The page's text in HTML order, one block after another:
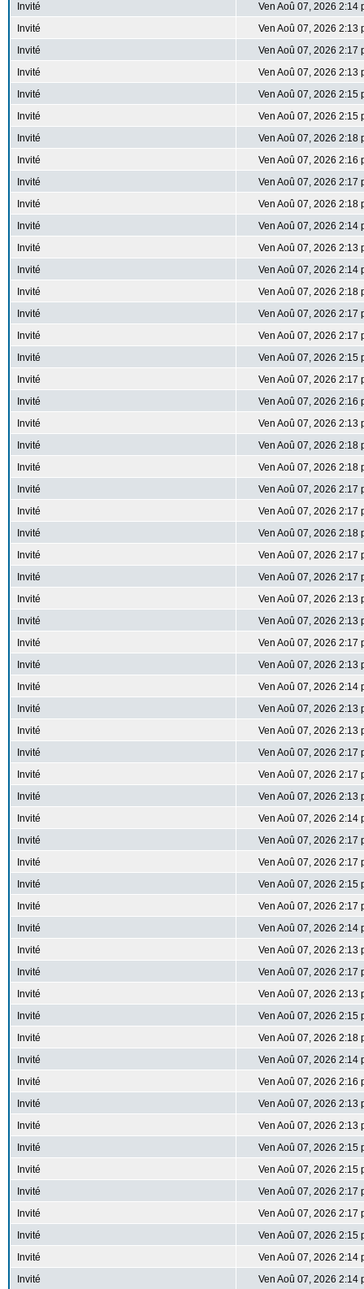
Invité
Ven Aoû 07, 2026 2:14
Invité
Ven Aoû 07, 2026 2:13
Invité
Ven Aoû 07, 2026 2:17
Invité
Ven Aoû 07, 2026 2:13
Invité
Ven Aoû 07, 2026 2:15
Invité
Ven Aoû 07, 2026 2:15
Invité
Ven Aoû 07, 2026 2:18
Invité
Ven Aoû 07, 2026 2:16
Invité
Ven Aoû 07, 2026 2:17
Invité
Ven Aoû 07, 2026 2:18
Invité
Ven Aoû 07, 2026 2:14
Invité
Ven Aoû 07, 2026 2:13
Invité
Ven Aoû 07, 2026 2:14
Invité
Ven Aoû 07, 2026 2:18
Invité
Ven Aoû 07, 2026 2:17
Invité
Ven Aoû 07, 2026 2:17
Invité
Ven Aoû 07, 2026 2:15
Invité
Ven Aoû 07, 2026 2:17
Invité
Ven Aoû 07, 2026 2:16
Invité
Ven Aoû 07, 2026 2:13
Invité
Ven Aoû 07, 2026 2:18
Invité
Ven Aoû 07, 2026 2:18
Invité
Ven Aoû 07, 2026 2:17
Invité
Ven Aoû 07, 2026 2:17
Invité
Ven Aoû 07, 2026 2:18
Invité
Ven Aoû 07, 2026 2:17
Invité
Ven Aoû 07, 2026 2:17
Invité
Ven Aoû 07, 2026 2:13
Invité
Ven Aoû 07, 2026 2:13
Invité
Ven Aoû 07, 2026 2:17
Invité
Ven Aoû 07, 2026 2:13
Invité
Ven Aoû 07, 2026 2:14
Invité
Ven Aoû 07, 2026 2:13
Invité
Ven Aoû 07, 2026 2:13
Invité
Ven Aoû 07, 2026 2:17
Invité
Ven Aoû 07, 2026 2:17
Invité
Ven Aoû 07, 2026 2:13
Invité
Ven Aoû 07, 2026 2:14
Invité
Ven Aoû 07, 2026 2:17
Invité
Ven Aoû 07, 2026 2:17
Invité
Ven Aoû 07, 2026 2:15
Invité
Ven Aoû 07, 2026 2:17
Invité
Ven Aoû 07, 2026 2:14
Invité
Ven Aoû 07, 2026 2:13
Invité
Ven Aoû 07, 2026 2:17
Invité
Ven Aoû 07, 2026 2:13
Invité
Ven Aoû 07, 2026 2:15
Invité
Ven Aoû 07, 2026 2:18
Invité
Ven Aoû 07, 2026 2:14
Invité
Ven Aoû 07, 2026 2:16
Invité
Ven Aoû 07, 2026 2:13
Invité
Ven Aoû 07, 2026 2:13
Invité
Ven Aoû 07, 2026 2:15
Invité
Ven Aoû 07, 2026 2:15
Invité
Ven Aoû 07, 2026 2:17
Invité
Ven Aoû 07, 2026 2:17
Invité
Ven Aoû 07, 2026 2:15
Invité
Ven Aoû 07, 2026 2:14
Invité
Ven Aoû 07, 2026 2:14